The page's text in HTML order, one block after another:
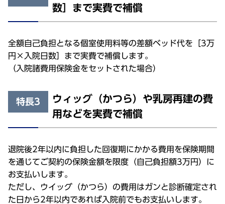
数］まで実費で補償
全額自己負担となる個室使用料等の差額ベッド代を［3万
円×入院日数］まで実費で補償します。
（入院諸費用保険金をセットされた場合）
特長3
ウィッグ（かつら）や乳房再建の費
用などを実費で補償
退院後2年以内に負担した回復期にかかる費用を保険期間
を通じてご契約の保険金額を限度（自己負担額3万円）に
お支払いします。
ただし、ウイッグ（かつら）の費用はガンと診断確定され
た日から2年以内であれば入院前でもお支払いします。